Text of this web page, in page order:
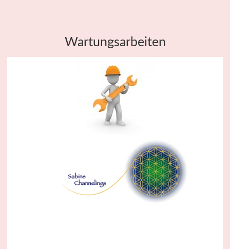
Wartungsarbeiten